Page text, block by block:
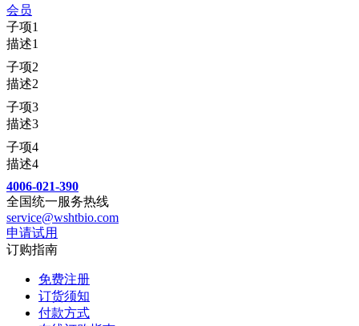
会员
子项1
描述1
子项2
描述2
子项3
描述3
子项4
描述4
4006-021-390
全国统一服务热线
service@wshtbio.com
申请试用
订购指南
免费注册
订货须知
付款方式